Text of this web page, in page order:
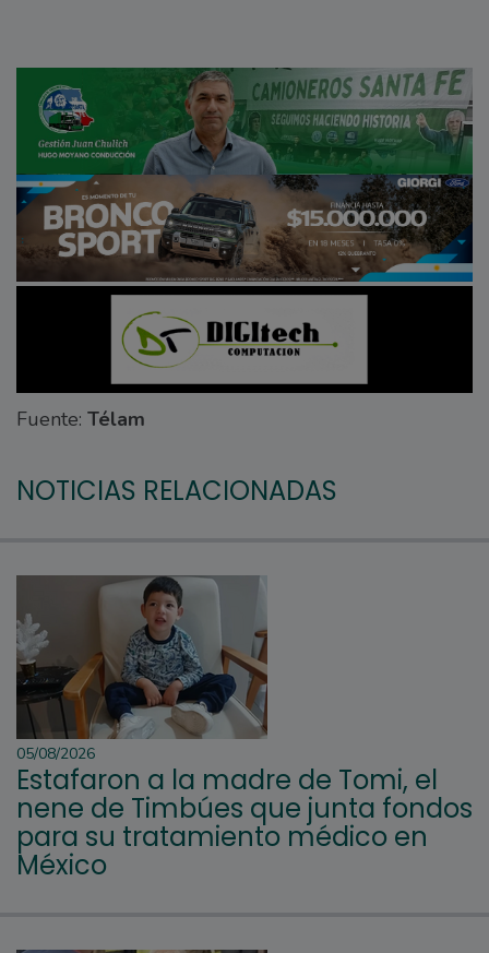
Fuente: Télam
NOTICIAS RELACIONADAS
05/08/2026
Estafaron a la madre de Tomi, el
nene de Timbúes que junta fondos
para su tratamiento médico en
México